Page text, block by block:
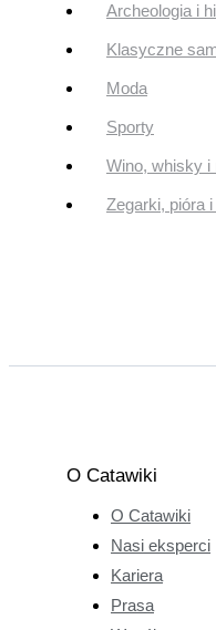
Archeologia i
Klasyczne
Moda
Sporty
Wino, whisky i
Zegarki, pióra
O Catawiki
O Catawiki
Nasi eksperci
Kariera
Prasa